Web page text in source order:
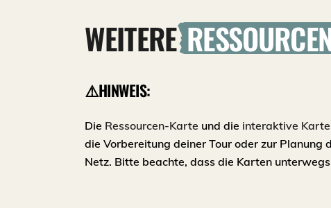
WEITERE
⚠️HINWEIS:
Die Ressourcen-Karte und die interaktive Karte
die Vorbereitung deiner Tour oder zur
Netz. Bitte beachte, dass die Karten